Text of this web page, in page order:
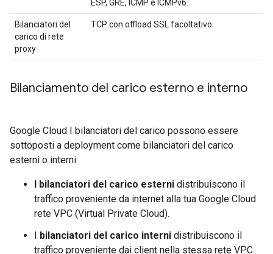
ESP, GRE, ICMP e ICMPv6.
Bilanciatori del
carico di rete
proxy
TCP con offload SSL facoltativo
Bilanciamento del carico esterno e interno
Google Cloud I bilanciatori del carico possono essere
sottoposti a deployment come bilanciatori del carico
esterni o interni:
I bilanciatori del carico esterni distribuiscono il
traffico proveniente da internet alla tua Google Cloud
rete VPC (Virtual Private Cloud).
I bilanciatori del carico interni distribuiscono il
traffico proveniente dai client nella stessa rete VPC